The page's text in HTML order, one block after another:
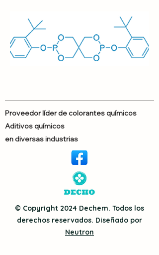
Proveedor líder de colorantes químicos
Aditivos químicos
en diversas industrias
© Copyright 2024 Dechem. Todos los
derechos reservados. Diseñado por
Neutron